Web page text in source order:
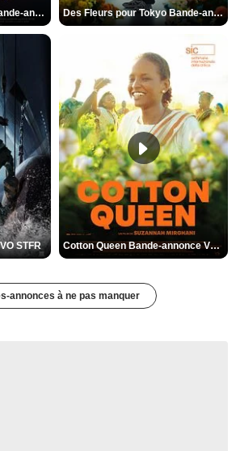
Les Silences de Riyad Bande-annonce VO STFR Des Fleurs pour Tokyo Bande-annonce VO STFR
STFR Cotton Queen Bande-annonce VO STFR
annonces à ne pas manquer